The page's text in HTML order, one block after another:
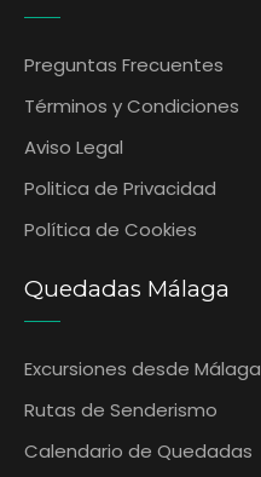
Preguntas Frecuentes
‎Términos y Condiciones
Aviso Legal
Politica de Privacidad
Política de Cookies
Quedadas Málaga
Excursiones desde Málaga
Rutas de Senderismo
Calendario de Quedadas